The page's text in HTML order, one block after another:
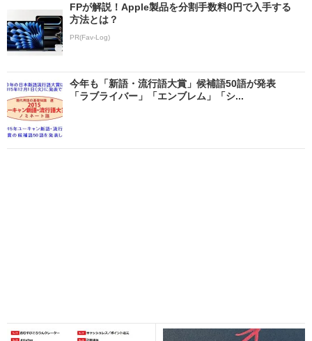
FPが解説！Apple製品を分割手数料0円で入手する
方法とは？
PR(Fav-Log)
今年も「新語・流行語大賞」候補語50語が発表
「ラブライバー」「エンブレム」「シ...